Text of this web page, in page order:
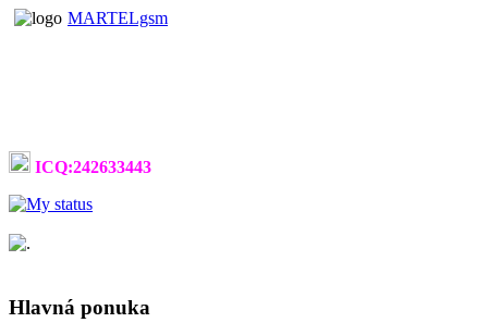
MARTELgsm
ICQ:242633443
Hlavná ponuka